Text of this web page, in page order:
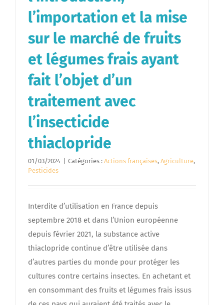
l’importation et la mise
sur le marché de fruits
et légumes frais ayant
fait l’objet d’un
traitement avec
l’insecticide
thiaclopride
01/03/2024 Catégories : Actions françaises, Agriculture,
Pesticides
Interdite d’utilisation en France depuis
septembre 2018 et dans l’Union européenne
depuis février 2021, la substance active
thiaclopride continue d’être utilisée dans
d’autres parties du monde pour protéger les
cultures contre certains insectes. En achetant et
en consommant des fruits et légumes frais issus